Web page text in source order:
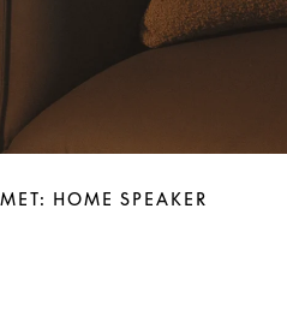
HOME SPEAKER